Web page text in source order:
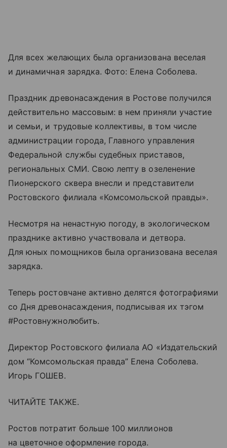
Для всех желающих была организована веселая
и динамичная зарядка. Фото: Елена Соболева.
Праздник древонасаждения в Ростове получился
действительно массовым: в нем приняли участие
и семьи, и трудовые коллективы, в том числе
администрации города, Главного управления
Федеральной службы судебных приставов,
региональных СМИ. Свою лепту в озеленение
Пионерского сквера внесли и представители
Ростовского филиала «Комсомольской правды».
Несмотря на ненастную погоду, в экологическом
празднике активно участвовала и детвора.
Для юных помощников была организована веселая
зарядка.
Теперь ростовчане активно делятся фотографиями
со Дня древонасаждения, подписывая их тэгом
#Ростовнужнолюбить.
Директор Ростовского филиала АО «Издательский
дом “Комсомольская правда” Елена Соболева.
Игорь ГОШЕВ.
ЧИТАЙТЕ ТАКЖЕ.
Ростов потратит больше 100 миллионов
на цветочное оформление города.